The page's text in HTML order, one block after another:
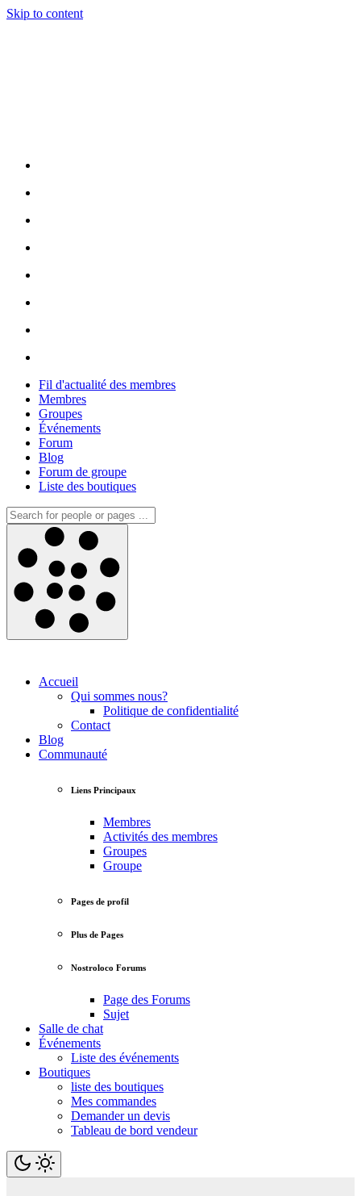
Skip to content
Fil d'actualité des membres
Membres
Groupes
Événements
Forum
Blog
Forum de groupe
Liste des boutiques
Accueil
Qui sommes nous?
Politique de confidentialité
Contact
Blog
Communauté
Liens Principaux
Membres
Activités des membres
Groupes
Groupe
Pages de profil
Plus de Pages
Nostroloco Forums
Page des Forums
Sujet
Salle de chat
Événements
Liste des événements
Boutiques
liste des boutiques
Mes commandes
Demander un devis
Tableau de bord vendeur